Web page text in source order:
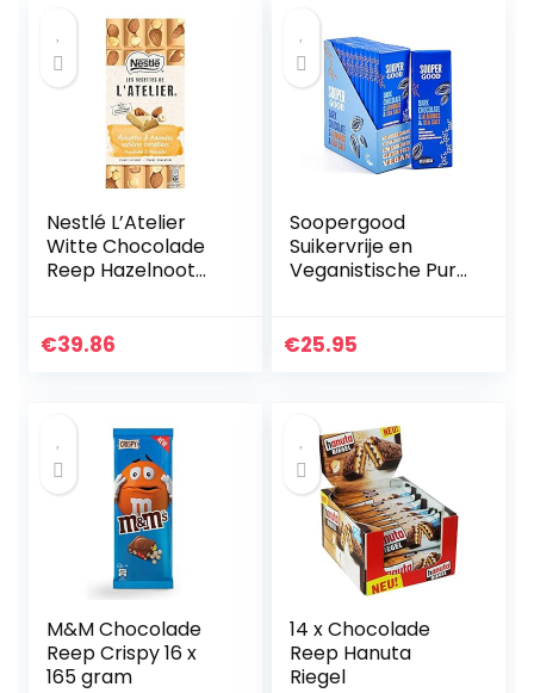
Nestlé L’Atelier
Witte Chocolade
Reep Hazelnoot
g – doos met 10
€39.86
Soopergood
Suikervrije en
Veganistische Pure
Koolhydraatarm –
€25.95
M&M Chocolade
Reep Crispy 16 x
165 gram
14 x Chocolade
Reep Hanuta
Riegel